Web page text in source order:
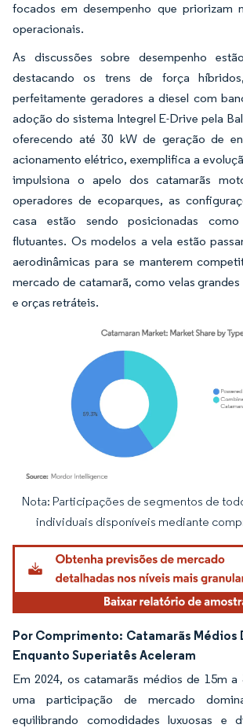
focados em desempenho que priorizam
operacionais.
As discussões sobre desempenho
destacando os trens de força
perfeitamente geradores a diesel com
adoção do sistema Integrel E-Drive pela
oferecendo até 30 kW de geração de
acionamento elétrico, exemplifica a
impulsiona o apelo dos catamarãs
operadores de ecoparques, as
casa estão sendo posicionadas
flutuantes. Os modelos a vela estão
aerodinâmicas para se manterem
mercado de catamarã, como velas
e orças retráteis.
Imagem © Mordor Intelligence. O reuso requer
Nota: Participações de segmentos de
individuais disponíveis mediante
Por Comprimento: Catamarãs Médios
Enquanto Superiatês Aceleram
Em 2024, os catamarãs médios de 15m a
uma participação de mercado
equilibrando comodidades luxuosas e